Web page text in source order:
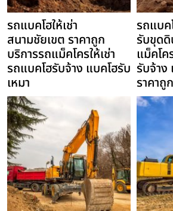
รถแบคโฮให้เช่า
สนามชัยเขต ราคาถูก
บริการรถแม็คโครให้เช่า
รถแบคโฮรับจ้าง แบคโฮรับ
เหมา
รถแบ
รับขุด
แม็คโค
รับจ้าง
ราคาถูก